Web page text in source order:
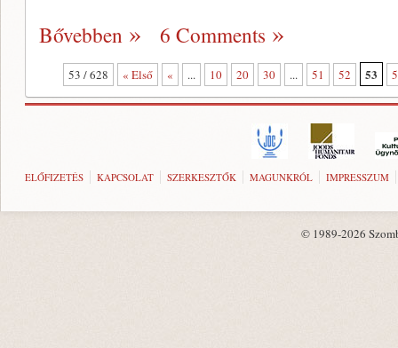
Bővebben 6 Comments
53 / 628 « Első « ... 10 20 30 ... 51 52 53
ELŐFIZETÉS KAPCSOLAT SZERKESZTŐK MAGUNKRÓL IMPRESSZUM
© 1989-2026